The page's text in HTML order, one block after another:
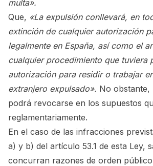
multa».
Que, «La expulsión conllevará, en
extinción de cualquier autorización
legalmente en España, así como el
cualquier procedimiento que tuviera
autorización para residir o trabajar
extranjero expulsado». No obstante,
podrá revocarse en los supuestos
reglamentariamente.
En el caso de las infracciones
a) y b) del artículo 53.1 de esta Ley,
concurran razones de orden